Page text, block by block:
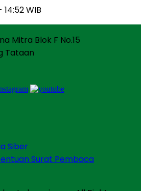
WIB
Mitra Blok F No.15
Tataan
Siber
Surat Pembaca